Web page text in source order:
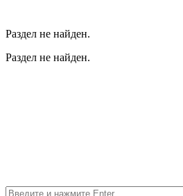
Раздел не найден.
Раздел не найден.